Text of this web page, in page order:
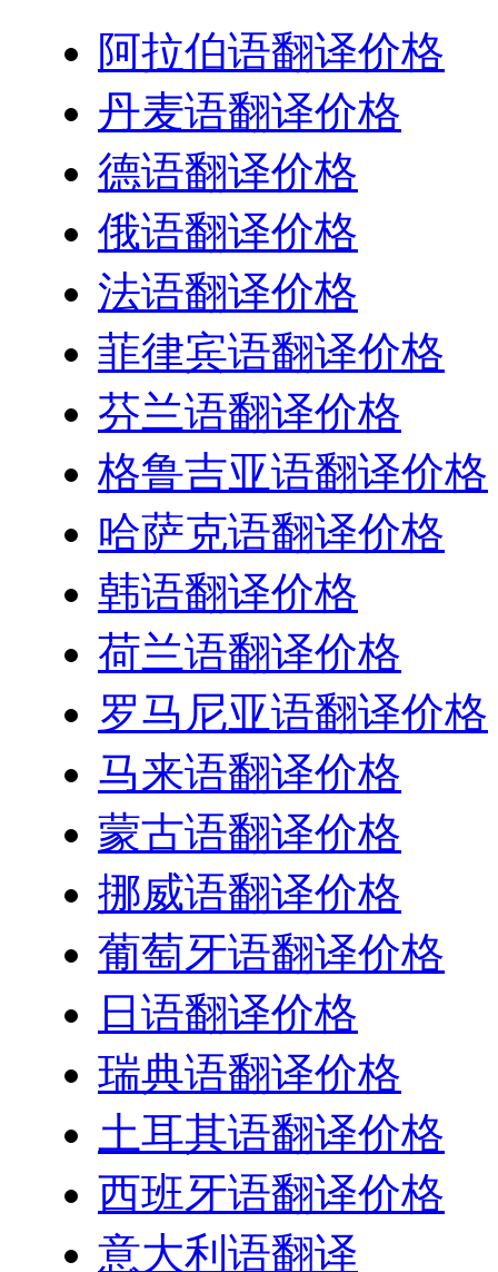
阿拉伯语翻译价格
丹麦语翻译价格
德语翻译价格
俄语翻译价格
法语翻译价格
菲律宾语翻译价格
芬兰语翻译价格
格鲁吉亚语翻译价格
哈萨克语翻译价格
韩语翻译价格
荷兰语翻译价格
罗马尼亚语翻译价格
马来语翻译价格
蒙古语翻译价格
挪威语翻译价格
葡萄牙语翻译价格
日语翻译价格
瑞典语翻译价格
土耳其语翻译价格
西班牙语翻译价格
意大利语翻译